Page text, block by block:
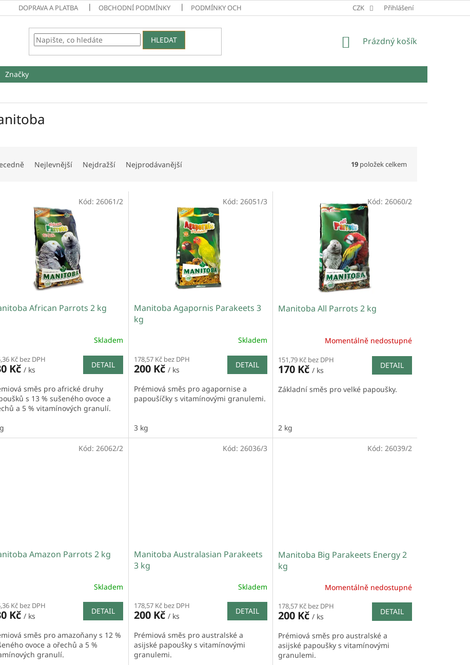
DOPRAVA A PLATBA OBCHODNÍ PODMÍNKY PODMÍNKY OCHRANY OSOBNÍCH ÚDAJŮ CZK Přihlášení
HLEDAT
NÁKUPNÍ
Prázdný košík
Značky
Nejlevnější Nejdražší Nejprodávanější 19 položek celkem
African Parrots 2 kg
Skladem
Kč bez DPH
Kč / ks
DETAIL
směs pro africké druhy
s 13 % sušeného ovoce a
a 5 % vitamínových granulí.
Kód: 26061/2
Manitoba Agapornis Parakeets 3
kg
Skladem
178,57 Kč bez DPH
200 Kč / ks
DETAIL
Prémiová směs pro agapornise a
papoušíčky s vitamínovými granulemi.
3 kg
Kód: 26051/3
Manitoba All Parrots 2 kg
Momentálně nedostupné
151,79 Kč bez DPH
170 Kč / ks
DETAIL
Základní směs pro velké papoušky.
2 kg
Kód: 26060/2
Amazon Parrots 2 kg
Skladem
Kč bez DPH
Kč / ks
DETAIL
směs pro amazoňany s 12 %
ovoce a ořechů a 5 %
granulí.
Kód: 26062/2
Manitoba Australasian Parakeets
3 kg
Skladem
178,57 Kč bez DPH
200 Kč / ks
DETAIL
Prémiová směs pro australské a
asijské papoušky s vitamínovými
granulemi.
Kód: 26036/3
Manitoba Big Parakeets Energy 2
kg
Momentálně nedostupné
178,57 Kč bez DPH
200 Kč / ks
DETAIL
Prémiová směs pro australské a
asijské papoušky s vitamínovými
granulemi.
Kód: 26039/2